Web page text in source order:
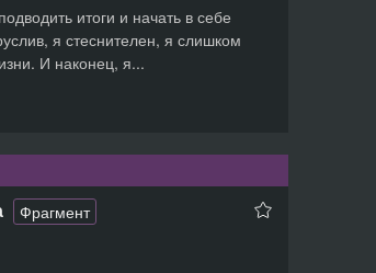
итоги и начать в себе
я стеснителен, я слишком
И наконец, я...
Фрагмент